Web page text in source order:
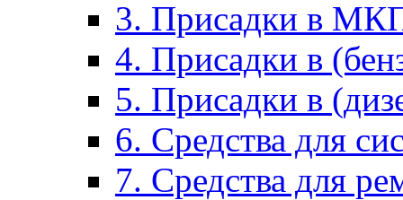
3. Присадки в
4. Присадки в
5. Присадки в
6. Средства для
7. Средства для